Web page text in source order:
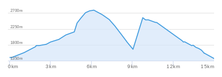
0km 3km 6km 9km 12km 15km
1350m
1800m
2250m
2700m